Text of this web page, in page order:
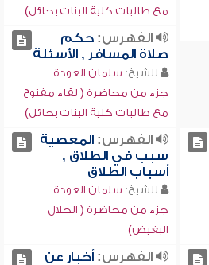
مع طالبات كلية البنات بحائل)
الفهرس:حكم
صلاة المسافر , الأسئلة
للشيخ: سلمان العودة
جزء من محاضرة ( لقاء مفتوح
مع طالبات كلية البنات بحائل)
الفهرس:المعصية
سبب في الطلاق ,
أسباب الطلاق
للشيخ: سلمان العودة
جزء من محاضرة ( الحلال
البغيض)
الفهرس:أخبار عن